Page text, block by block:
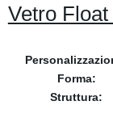
Vetro
Forma:
Struttura: